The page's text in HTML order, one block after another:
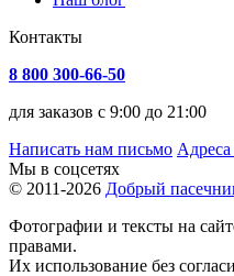
Контакты
8 800 300-66-50
для заказов с 9:00 до 21:00
Написать нам письмо Адреса
Мы в соцсетях
© 2011-2026 Добрый
Фотографии и тексты на
правами.
Их использование без